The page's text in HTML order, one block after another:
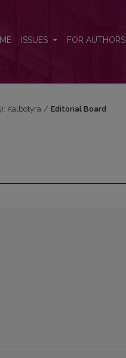
ISSUES FOR AUTHORS
Kalbotyra / Editorial Board